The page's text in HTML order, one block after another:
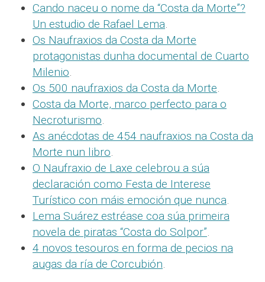
Cando naceu o nome da “Costa da Morte”?
Un estudio de Rafael Lema.
Os Naufraxios da Costa da Morte
protagonistas dunha documental de Cuarto
Milenio.
Os 500 naufraxios da Costa da Morte.
Costa da Morte, marco perfecto para o
Necroturismo.
As anécdotas de 454 naufraxios na Costa da
Morte nun libro.
O Naufraxio de Laxe celebrou a súa
declaración como Festa de Interese
Turístico con máis emoción que nunca.
Lema Suárez estréase coa súa primeira
novela de piratas “Costa do Solpor”.
4 novos tesouros en forma de pecios na
augas da ría de Corcubión.